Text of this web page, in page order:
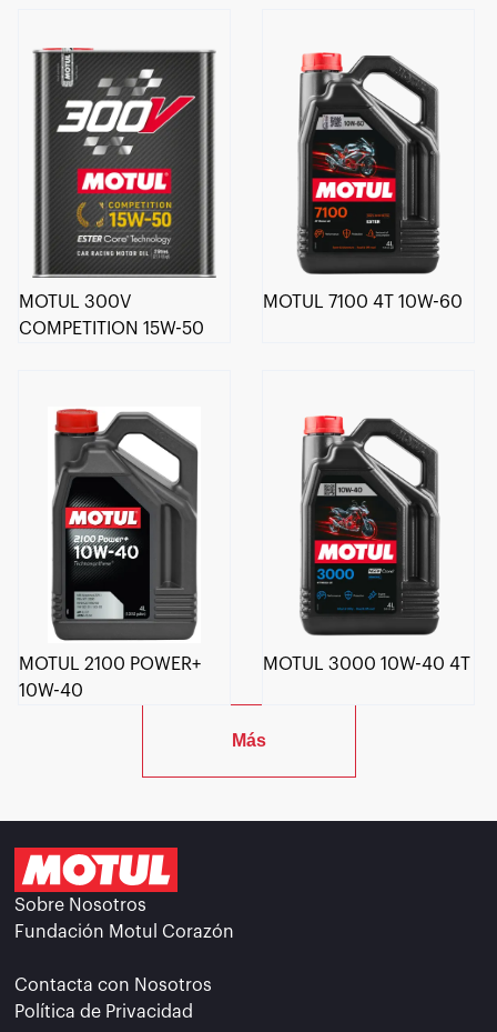
MOTUL 300V
COMPETITION 15W-50
MOTUL 7100 4T 10W-60
MOTUL 2100 POWER+
10W-40
MOTUL 3000 10W-40 4T
Más
Sobre Nosotros
Fundación Motul Corazón
Contacta con Nosotros
Política de Privacidad